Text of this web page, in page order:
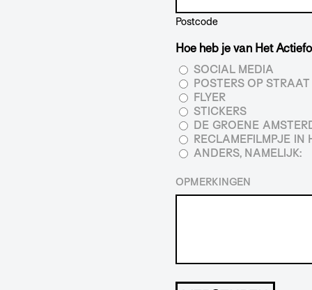
Postcode
Hoe heb je van Het
SOCIAL MEDIA
POSTERS OP STRAAT
FLYER
STICKERS
DE GROENE
RECLAMEFILMPJE IN
ANDERS, NAMELIJK:
OPMERKINGEN